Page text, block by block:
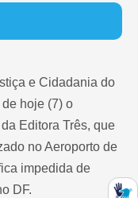
e Cidadania do
hoje (7) o
Editora Três, que
no Aeroporto de
impedida de
DF.